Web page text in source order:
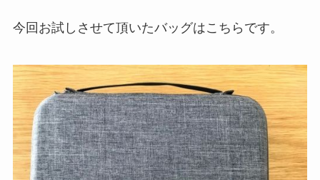
今回お試しさせて頂いたバッグはこちらです。